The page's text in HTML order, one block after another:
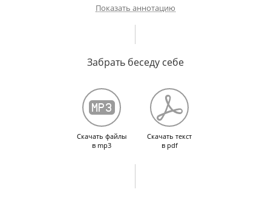
Ратнера, дружба с Л. Г. Шнирельманом, наставники Л. И. Креер и Г.
Н. Воронов. Поступление в Психоневрологический институт, В. М.
факультет Московского университета. И. А. Каблуков и А.
Н.Реформатский. Участие в Гражданской войне,
кавалерийская бригада Мозырской группы Западного фронта, М.
М. Ланда и политотдел бригады.
Опытно-показательная
Московского отдела народного образования (МОНО), учителя
и жизнь школы в Лианозово, знакомство с юным Виктором
Дувакиным, В. И. Волынская. Интерес к медицине, Я. М.
Урановский, Петроградский медицинский институт, знакомство
Показать аннотацию
Забрать беседу себе
Скачать файлы
в mp3
Скачать текст
в pdf